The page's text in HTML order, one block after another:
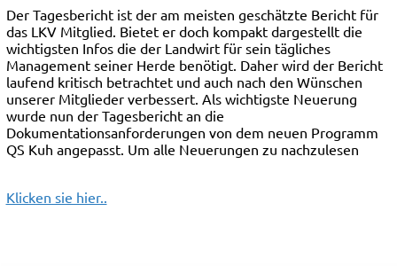
Der Tagesbericht ist der am meisten geschätzte Bericht für
das LKV Mitglied. Bietet er doch kompakt dargestellt die
wichtigsten Infos die der Landwirt für sein tägliches
Management seiner Herde benötigt. Daher wird der Bericht
laufend kritisch betrachtet und auch nach den Wünschen
unserer Mitglieder verbessert. Als wichtigste Neuerung
wurde nun der Tagesbericht an die
Dokumentationsanforderungen von dem neuen Programm
QS Kuh angepasst. Um alle Neuerungen zu nachzulesen
Klicken sie hier..